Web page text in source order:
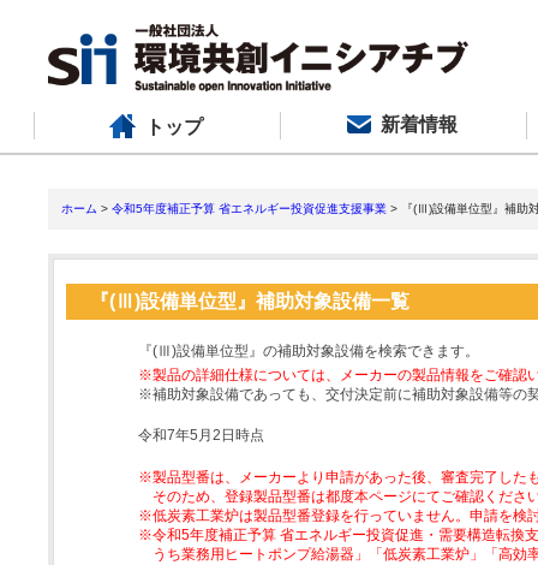
トップ 新着情報
ホーム > 令和5年度補正予算 省エネルギー投資促進支援事業 > 『(Ⅲ)設備単位型』補助
『(Ⅲ)設備単位型』補助対象設備一覧
『(Ⅲ)設備単位型』の補助対象設備を検索できます。
※製品の詳細仕様については、メーカーの製品情報をご確認
※補助対象設備であっても、交付決定前に補助対象設備等の
令和7年5月2日時点
※製品型番は、メーカーより申請があった後、審査完了した
そのため、登録製品型番は都度本ページにてご確認くださ
※低炭素工業炉は製品型番登録を行っていません。申請を検
※令和5年度補正予算 省エネルギー投資促進・需要構造転換
うち業務用ヒートポンプ給湯器」「低炭素工業炉」「高